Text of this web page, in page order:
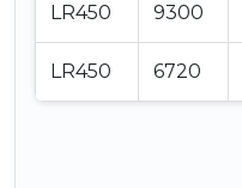
LR450 9300
LR450 6720